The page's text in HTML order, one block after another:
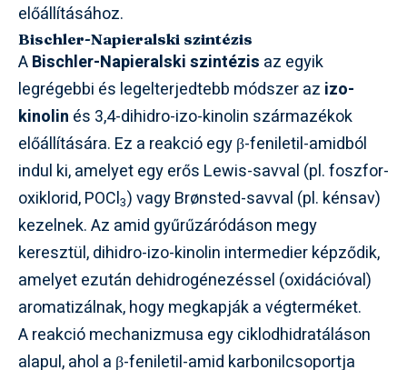
előállításához.
Bischler-Napieralski szintézis
ABischler-Napieralski szintézis az egyik
legrégebbi és legelterjedtebb módszer az izo-
kinolin és 3,4-dihidro-izo-kinolin származékok
előállítására. Ez a reakció egy β-feniletil-amidból
indul ki, amelyet egy erős Lewis-savval (pl. foszfor-
oxiklorid, POCl3) vagy Brønsted-savval (pl. kénsav)
kezelnek. Az amid gyűrűzáródáson megy
keresztül, dihidro-izo-kinolin intermedier képződik,
amelyet ezután dehidrogénezéssel (oxidációval)
aromatizálnak, hogy megkapják a végterméket.
A reakció mechanizmusa egy ciklodhidratáláson
alapul, ahol a β-feniletil-amid karbonilcsoportja